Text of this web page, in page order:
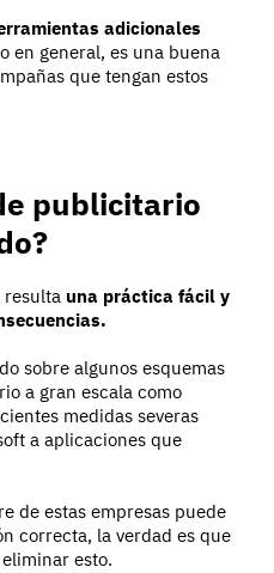
adicionales
en general, es una buena
que tengan estos
publicitario
resulta una práctica fácil y
sobre algunos esquemas
a gran escala como
medidas severas
a aplicaciones que
de estas empresas puede
correcta, la verdad es que
esto.